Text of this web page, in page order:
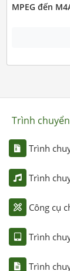
MPEG đến
Trình
Trình
Trình
Công cụ
Trình
Trình